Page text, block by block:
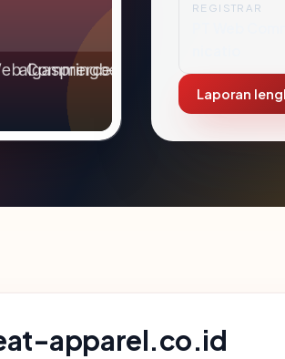
REGISTRAR
Laporan
apparel.co.id